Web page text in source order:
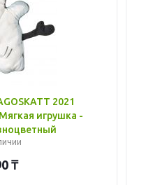
2021
игрушка -
₸